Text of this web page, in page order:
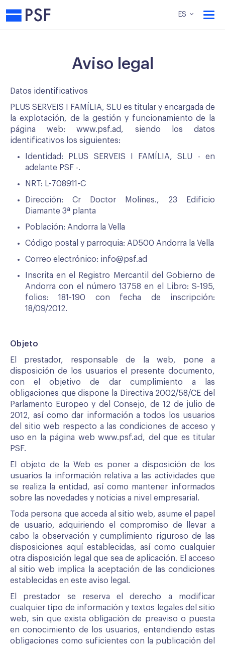
PSF ES
Aviso legal
Datos identificativos
PLUS SERVEIS I FAMÍLIA, SLU es titular y encargada de
la explotación, de la gestión y funcionamiento de la
página web: www.psf.ad, siendo los datos
identificativos los siguientes:
Identidad: PLUS SERVEIS I FAMÍLIA, SLU - en
adelante PSF -.
NRT: L-708911-C
Dirección: Cr Doctor Molines., 23 Edificio
Diamante 3ª planta
Población: Andorra la Vella
Código postal y parroquia: AD500 Andorra la Vella
Correo electrónico: info@psf.ad
Inscrita en el Registro Mercantil del Gobierno de
Andorra con el número 13758 en el Libro: S-195,
folios: 181-190 con fecha de inscripción:
18/09/2012.
Objeto
El prestador, responsable de la web, pone a
disposición de los usuarios el presente documento,
con el objetivo de dar cumplimiento a las
obligaciones que dispone la Directiva 2002/58/CE del
Parlamento Europeo y del Consejo, de 12 de julio de
2012, así como dar información a todos los usuarios
del sitio web respecto a las condiciones de acceso y
uso en la página web www.psf.ad, del que es titular
PSF.
El objeto de la Web es poner a disposición de los
usuarios la información relativa a las actividades que
se realiza la entidad, así como mantener informados
sobre las novedades y noticias a nivel empresarial.
Toda persona que acceda al sitio web, asume el papel
de usuario, adquiriendo el compromiso de llevar a
cabo la observación y cumplimiento riguroso de las
disposiciones aquí establecidas, así como cualquier
otra disposición legal que sea de aplicación. El acceso
al sitio web implica la aceptación de las condiciones
establecidas en este aviso legal.
El prestador se reserva el derecho a modificar
cualquier tipo de información y textos legales del sitio
web, sin que exista obligación de preaviso o puesta
en conocimiento de los usuarios, entendiendo estas
obligaciones como suficientes con la publicación del